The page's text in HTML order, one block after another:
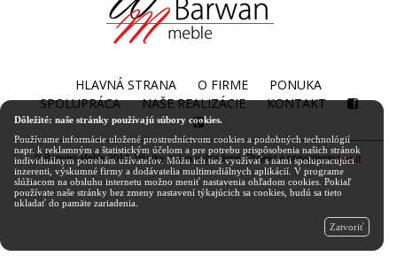
HLAVNÁ STRANA O FIRME
PONUKA
SPOLUPRÁCA
NAŠE REALIZÁCIE KONTAKT
© Barwan Meble 2014. Všetky práva vyhradené. Projekt a prevedenie:
Dôležité: naše stránky používajú súbory cookies.
Používame informácie uložené prostredníctvom cookies a podobných technológií
napr. k reklamným a štatistickým účelom a pre potrebu prispôsobenia našich stránok
individuálnym potrebám užívateľov. Môžu ich tiež využívať s nami spolupracujúci
inzerenti, výskumné firmy a dodávatelia multimediálnych aplikácií. V programe
slúžiacom na obsluhu internetu možno meniť nastavenia ohľadom cookies. Pokiaľ
používate naše stránky bez zmeny nastavení týkajúcich sa cookies, budú sa tieto
ukladať do pamäte zariadenia.
Zatvoriť